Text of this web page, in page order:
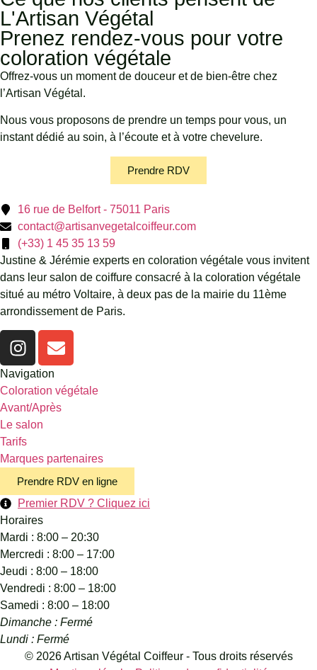
L'Artisan Végétal
Prenez rendez-vous pour votre
coloration végétale
Offrez-vous un moment de douceur et de bien-être chez
l’Artisan Végétal.
Nous vous proposons de prendre un temps pour vous, un
instant dédié au soin, à l’écoute et à votre chevelure.
Prendre RDV
16 rue de Belfort - 75011 Paris
contact@artisanvegetalcoiffeur.com
(+33) 1 45 35 13 59
Justine & Jérémie experts en coloration végétale vous invitent
dans leur salon de coiffure consacré à la coloration végétale
situé au métro Voltaire, à deux pas de la mairie du 11ème
arrondissement de Paris.
Navigation
Coloration végétale
Avant/Après
Le salon
Tarifs
Marques partenaires
Prendre RDV en ligne
Premier RDV ? Cliquez ici
Horaires
Mardi : 8:00 – 20:30
Mercredi : 8:00 – 17:00
Jeudi : 8:00 – 18:00
Vendredi : 8:00 – 18:00
Samedi : 8:00 – 18:00
Dimanche : Fermé
Lundi : Fermé
© 2026 Artisan Végétal Coiffeur - Tous droits réservés